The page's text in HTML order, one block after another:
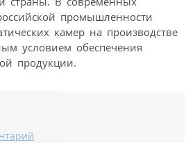
промышленности
камер на производстве
условием обеспечения
продукции.